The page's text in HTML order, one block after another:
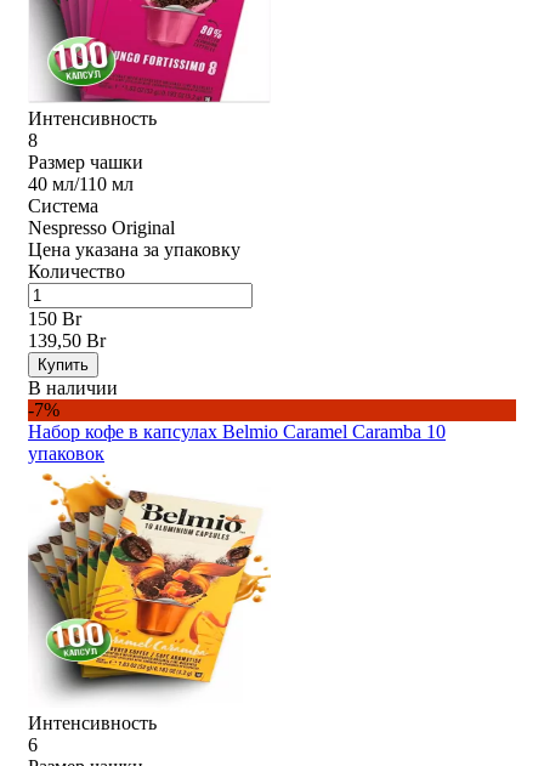
Интенсивность
8
Размер чашки
40 мл/110 мл
Система
Nespresso Original
Цена указана за упаковку
Количество
150 Br
139,50 Br
Купить
В наличии
-7%
Набор кофе в капсулах Belmio Caramel Caramba 10
упаковок
Интенсивность
6